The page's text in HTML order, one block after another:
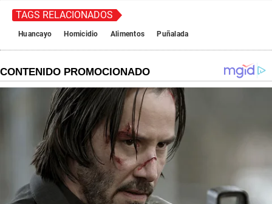
TAGS RELACIONADOS
Huancayo Homicidio Alimentos Puñalada